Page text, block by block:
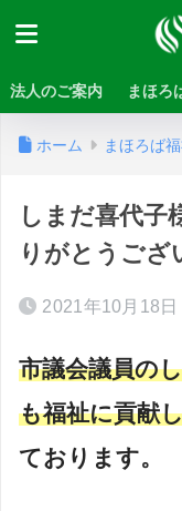
法人のご案内 まほろ
ホーム まほろば
しまだ喜代子
りがとうござ
2021年10月18日
市議会議員の
も福祉に貢献
ております。